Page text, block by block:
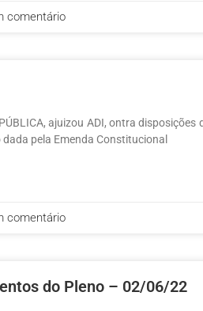
comentário
ajuizou ADI, ontra
pela Emenda Constitucional
comentário
do Pleno – 02/06/22